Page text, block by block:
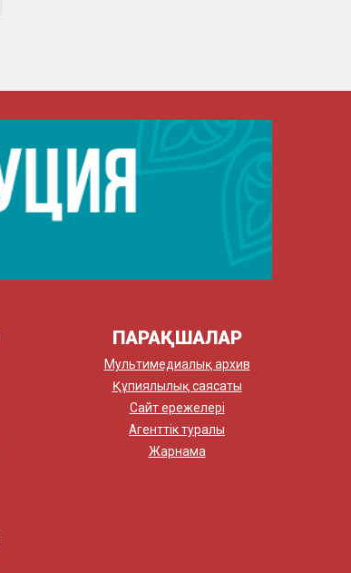
ПАРАҚШАЛАР
Мультимедиалық архив
Құпиялылық саясаты
Сайт ережелері
Агенттік туралы
Жарнама